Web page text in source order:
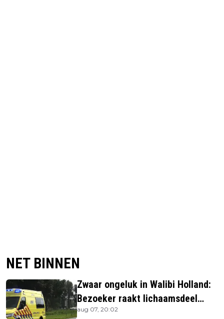
NET BINNEN
Zwaar ongeluk in Walibi Holland:
Bezoeker raakt lichaamsdeel
kwijt
aug 07, 20:02